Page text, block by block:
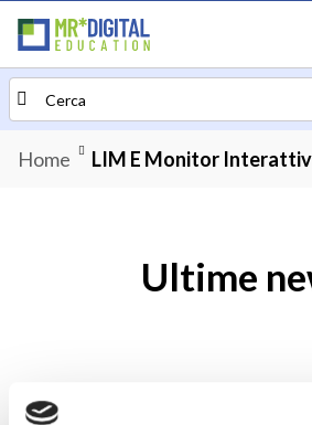
Search
Home LIM E Monitor
Ultime